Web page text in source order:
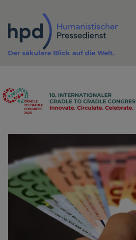
Inhalt
Der säkulare Blick auf die Welt.
Advertising